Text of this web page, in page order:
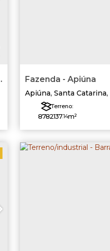
Fazenda - Apiúna
Apiúna, Santa Catarina,
Terreno:
8782137.14m²